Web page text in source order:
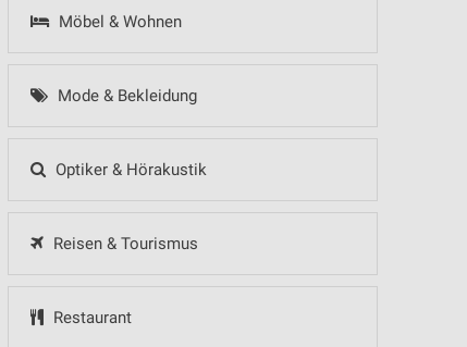
Möbel & Wohnen
Mode & Bekleidung
Optiker & Hörakustik
Reisen & Tourismus
Restaurant